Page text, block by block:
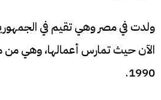
ولدت في مصر وهي تقيم في
1990.